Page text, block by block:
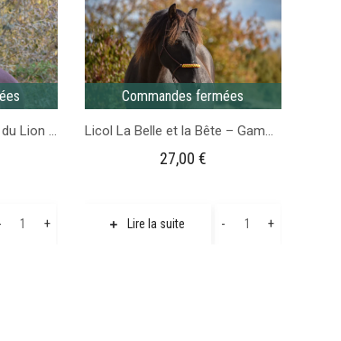
Licols Sorciers, Maison du Lion – Gamme Fairy Tale
quantité
+
Commandes fermées
Licol La Belle et la Bête – Gamme Fairy Tale
27,00 €
Lire la suite -
quantité
+